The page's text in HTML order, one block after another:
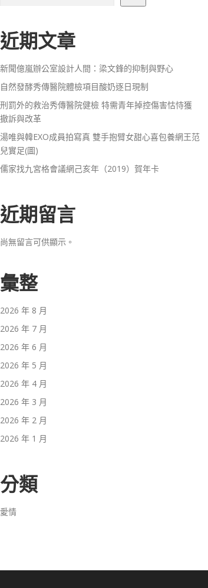
近期文章
新聞億嵐辦公室設計人間：梁文鋒的抑制與野心
自然發酵秀傳醫院體檢項目酸奶逐日現制
刑罰外的救治秀傳醫院健檢 特需青年掉控傷害怙恃獲
撤訴與改革
湯唯與韓EXO成員拍寫真 雙手抱臂女甜心喜包養網王范
兒實足(圖)
儒家找九宮格會議網己亥年（2019）賀年卡
近期留言
尚無留言可供顯示。
彙整
2026 年 8 月
2026 年 7 月
2026 年 6 月
2026 年 5 月
2026 年 4 月
2026 年 3 月
2026 年 2 月
2026 年 1 月
分類
愛情